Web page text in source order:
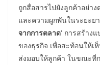
ถูกสื่อสารไปยังลูกค้าอย่า
และความผูกพันในระยะยา
จากการตลาด’ การสร้าง
ของธุรกิจ เพื่อสะท้อนให้
ส่งมอบให้ลูกค้า ในขณะที่